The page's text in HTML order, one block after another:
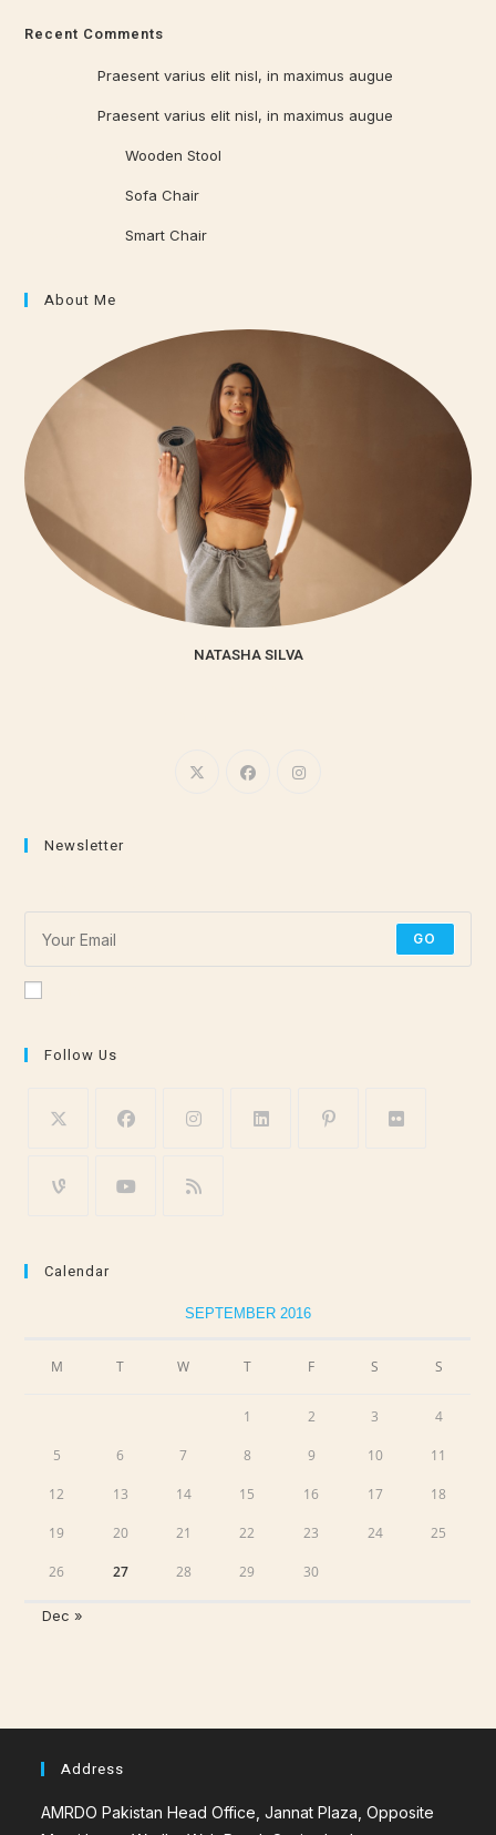
Recent Comments
onPraesent varius elit nisl, in maximus augue
onPraesent varius elit nisl, in maximus augue
onWooden Stool
onSofa Chair
onSmart Chair
About Me
NATASHA SILVA
Newsletter
GO
Follow Us
Calendar
SEPTEMBER 2016
M T W T F S S
1 2 3 4
5 6 7 8 9 10 11
12 13 14 15 16 17 18
19 20 21 22 23 24 25
26 27 28 29 30
Dec »
Address
AMRDO Pakistan Head Office, Jannat Plaza, Opposite